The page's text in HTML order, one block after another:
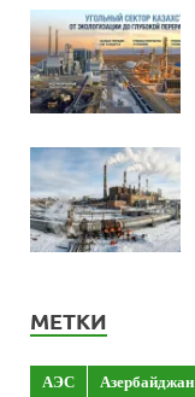
МЕТКИ
АЭС Азербайджан